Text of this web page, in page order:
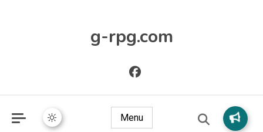
g-rpg.com
Menu